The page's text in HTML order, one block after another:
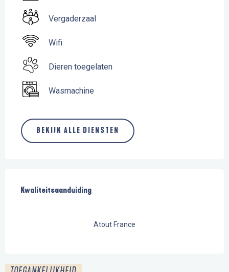
Vergaderzaal
Wifi
Dieren toegelaten
Wasmachine
BEKIJK ALLE DIENSTEN
Kwaliteitsaanduiding
Kwaliteitsaanduiding
Atout France